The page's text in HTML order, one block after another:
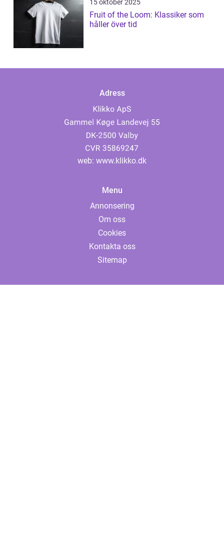
15 oktober 2025
Fruit of the Loom: Klassiker som
håller över tid
Adress
web: www.klikko.dk
Menu
Annonsering
Om oss
Cookies
Kontakta oss
Sitemap